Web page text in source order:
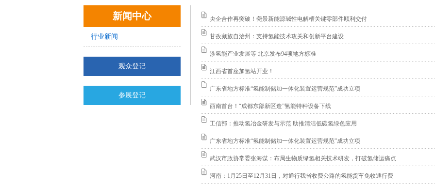
新闻中心
行业新闻
观众登记
参展登记
央企合作再突破！尧景新能源碱性电解槽关键零部件顺利交付
甘孜藏族自治州：支持氢能技术攻关和创新平台建设
涉氢能产业发展等 北京发布94项地方标准
江西省首座加氢站开业！
广东省地方标准“氢能制储加一体化装置运营规范”成功立项
西南首台！“成都东部新区造”氢能特种设备下线
工信部：推动氢冶金研发与示范 助推清洁低碳氢绿色应用
广东省地方标准“氢能制储加一体化装置运营规范”成功立项
武汉市政协常委张海谋：布局生物质绿氢相关技术研发，打破氢储运痛点
河南：1月25日至12月31日，对通行我省收费公路的氢能货车免收通行费